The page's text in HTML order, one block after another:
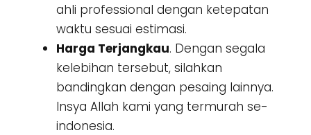
ahli professional dengan ketepatan
waktu sesuai estimasi.
Harga Terjangkau. Dengan segala
kelebihan tersebut, silahkan
bandingkan dengan pesaing lainnya.
Insya Allah kami yang termurah se-
indonesia.